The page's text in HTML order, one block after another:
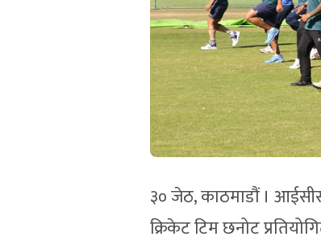
३० जेठ, काठमाडौं ।
क्रिकेट टिम छनोट